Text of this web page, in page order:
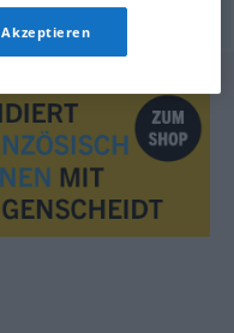
Akzeptieren